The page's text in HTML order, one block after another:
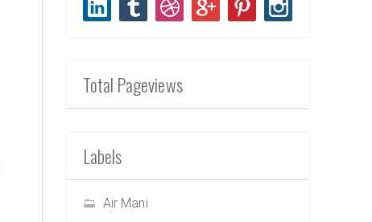
Total Pageviews
Labels
Air Mani